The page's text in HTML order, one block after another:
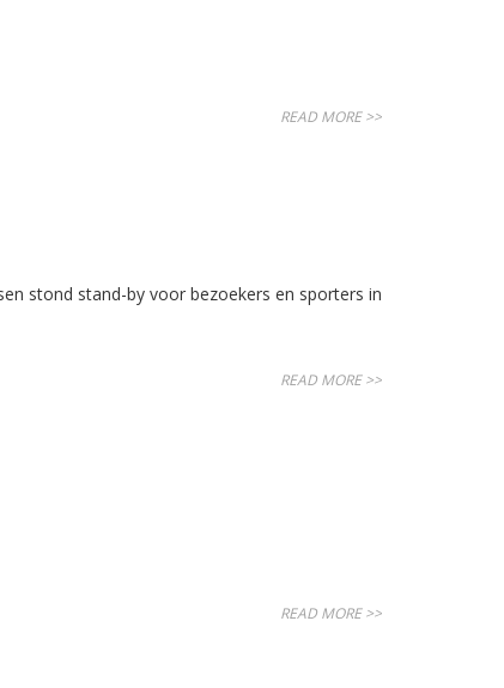
READ MORE >>
stond stand-by voor bezoekers en sporters in
READ MORE >>
READ MORE >>